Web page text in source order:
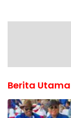
Berita Utama